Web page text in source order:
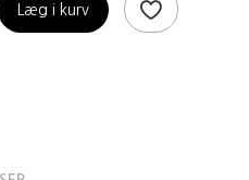
Læg i kurv